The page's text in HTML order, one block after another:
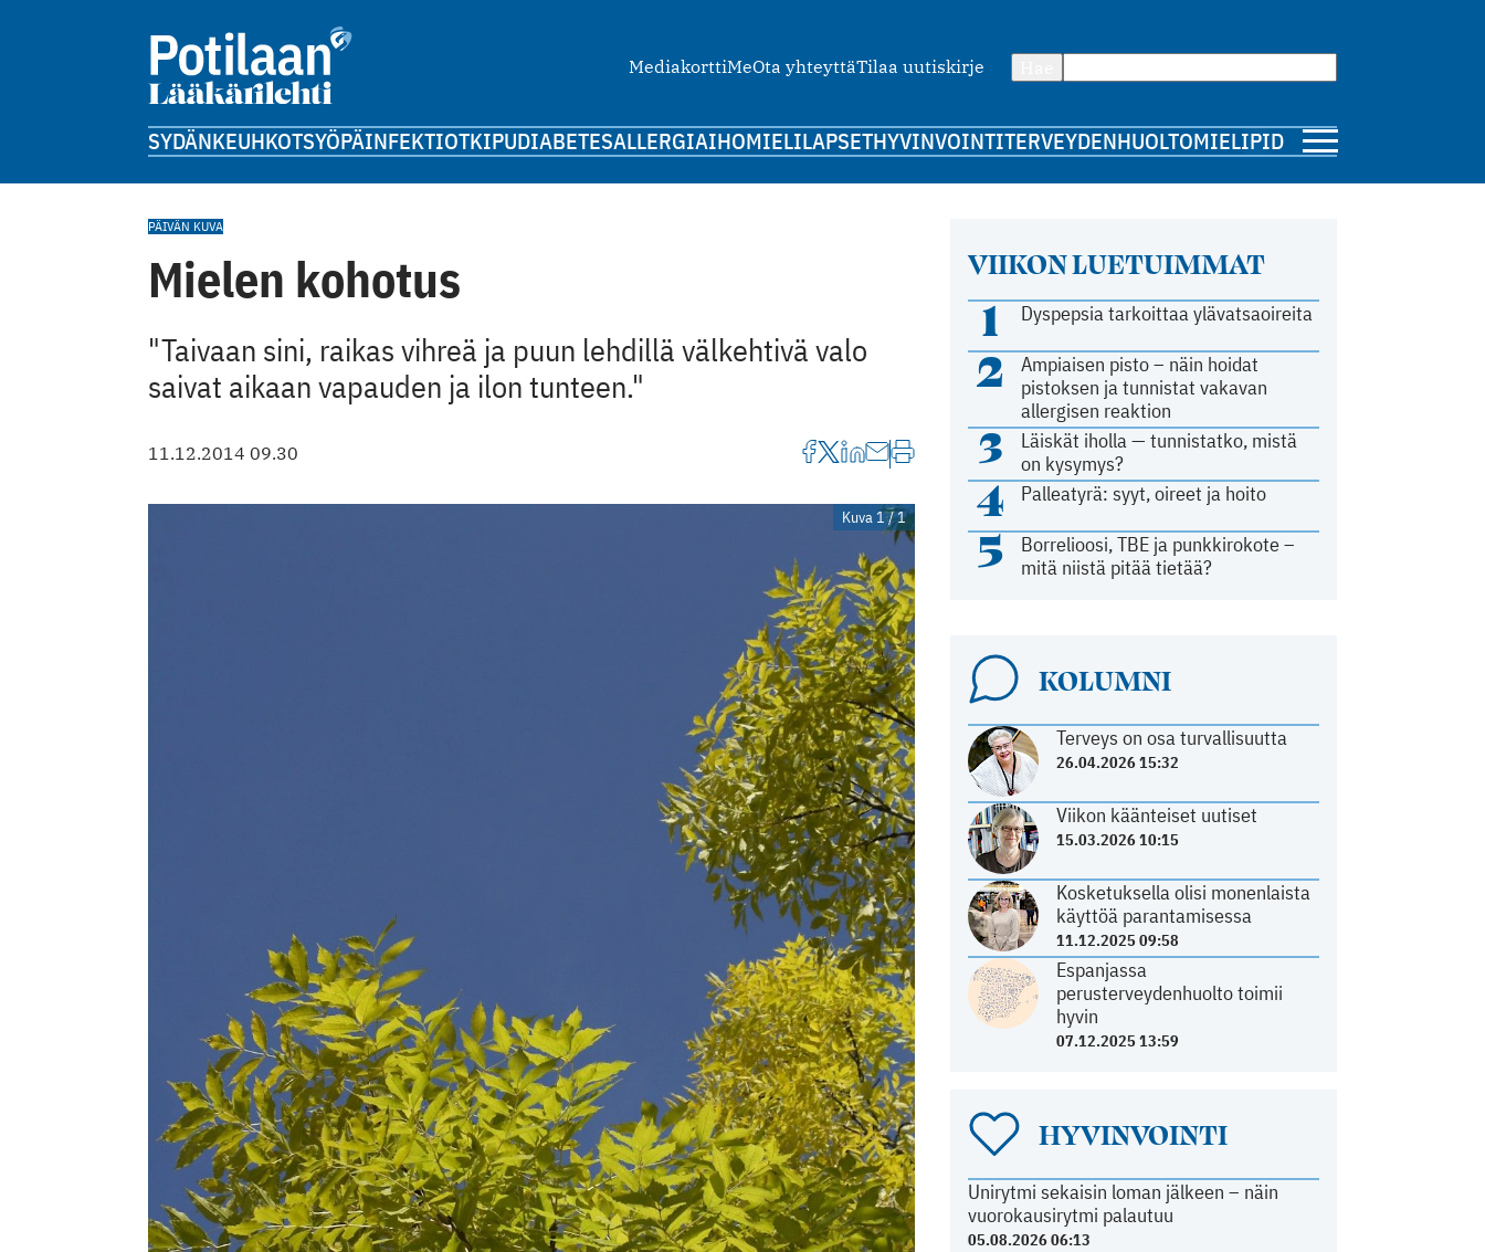
MediakorttiMeOta yhteyttäTilaa uutiskirje
SYDÄNKEUHKOTSYÖPÄINFEKTIOTKIPUDIABETESALLERGIAIHOMIELILAPSETHYVINVOINTITERVEYDENHUOLTOMIELIPIDE
VIIKON LUETUIMMAT
1 Dyspepsia tarkoittaa ylävatsaoireita
2
Ampiaisen pisto – näin hoidat
pistoksen ja tunnistat vakavan
allergisen reaktion
3
Läiskät iholla — tunnistatko, mistä
on kysymys?
4 Palleatyrä: syyt, oireet ja hoito
5
Borrelioosi, TBE ja punkkirokote –
mitä niistä pitää tietää?
KOLUMNI
Terveys on osa turvallisuutta
26.04.2026 15:32
Viikon käänteiset uutiset
15.03.2026 10:15
Kosketuksella olisi monenlaista
käyttöä parantamisessa
11.12.2025 09:58
Espanjassa
perusterveydenhuolto toimii
hyvin
07.12.2025 13:59
HYVINVOINTI
Unirytmi sekaisin loman jälkeen – näin
vuorokausirytmi palautuu
05.08.2026 06:13
PÄIVÄN KUVA
Mielen kohotus
"Taivaan sini, raikas vihreä ja puun lehdillä välkehtivä valo
saivat aikaan vapauden ja ilon tunteen."
11.12.2014 09.30
Kuva 1 / 1